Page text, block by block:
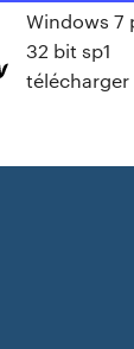
Windows 7
32 bit sp1
télécharger